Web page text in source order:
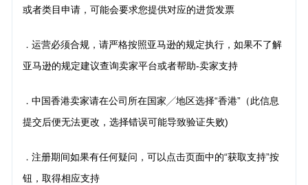
或者类目申请，可能会要求您提供对应的进货发票
． 运营必须合规，请严格按照亚马逊的规定执行，如果不了解
亚马逊的规定建议查询卖家平台或者帮助-卖家支持
． 中国香港卖家请在公司所在国家╱地区选择“香港”（此信息
提交后便无法更改，选择错误可能导致验证失败)
． 注册期间如果有任何疑问，可以点击页面中的“获取支持”按
钮，取得相应支持